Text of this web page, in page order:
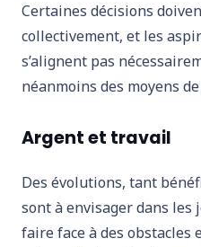
Certaines décisions
collectivement, et les
s’alignent pas
néanmoins des moyens
Argent et travail
Des évolutions, tant
sont à envisager dans les
faire face à des obstacles